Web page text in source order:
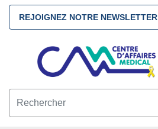
REJOIGNEZ NOTRE NEWSLETTER